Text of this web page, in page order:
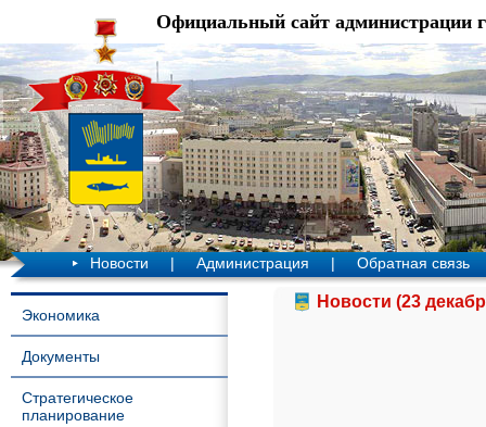
Официальный сайт администрации
Новости | Администрация | Обратная связь
Экономика
Документы
Стратегическое
планирование
Новости (23